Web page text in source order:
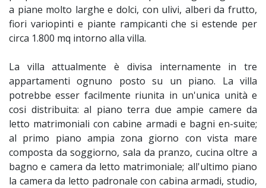
a piane molto larghe e dolci, con ulivi, alberi da frutto,
fiori variopinti e piante rampicanti che si estende per
circa 1.800 mq intorno alla villa.
La villa attualmente è divisa internamente in tre
appartamenti ognuno posto su un piano. La villa
potrebbe esser facilmente riunita in un'unica unità e
cosi distribuita: al piano terra due ampie camere da
letto matrimoniali con cabine armadi e bagni en-suite;
al primo piano ampia zona giorno con vista mare
composta da soggiorno, sala da pranzo, cucina oltre a
bagno e camera da letto matrimoniale; all'ultimo piano
la camera da letto padronale con cabina armadi, studio,